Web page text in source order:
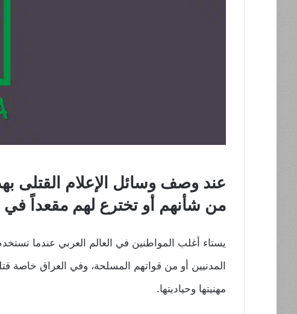
عند وصف وسائل الإعلام القتلى
من شأنهم أو تخترع لهم مقعداً في
يستاء أغلب المواطنين في العالم العربي عندما
المدنيين أو من قواتهم المسلحة، وفي العراق خاصة
مهنيتها وحياديتها.